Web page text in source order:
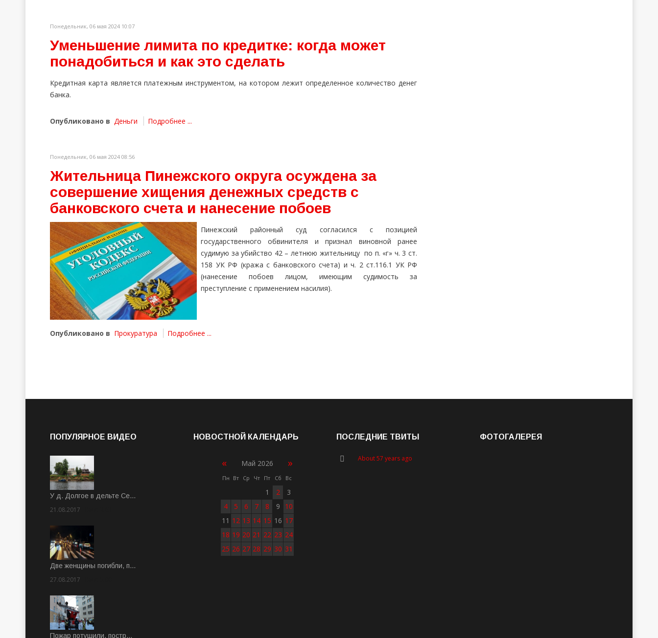
Понедельник, 06 мая 2024 10:07
Уменьшение лимита по кредитке: когда может
понадобиться и как это сделать
Кредитная карта является платежным инструментом, на котором лежит определенное количество денег
банка.
Опубликовано в Деньги Подробнее ...
Понедельник, 06 мая 2024 08:56
Жительница Пинежского округа осуждена за
совершение хищения денежных средств с
банковского счета и нанесение побоев
Пинежский районный суд согласился с позицией
государственного обвинителя и признал виновной ранее
судимую за убийство 42 – летнюю жительницу по п. «г» ч. 3 ст.
158 УК РФ (кража с банковского счета) и ч. 2 ст.116.1 УК РФ
(нанесение побоев лицом, имеющим судимость за
преступление с применением насилия).
Опубликовано в Прокуратура Подробнее ...
ПОПУЛЯРНОЕ ВИДЕО
У д. Долгое в дельте Се…
21.08.2017
Две женщины погибли, п…
27.08.2017
Пожар потушили, постр…
НОВОСТНОЙ КАЛЕНДАРЬ
« Май 2026 »
Пн Вт Ср Чт Пт Сб Вс
1 2
3
4
5 6 7 8 9
10
11 12 13 14 15 16 17
18 19 20 21 22 23 24
25 26 27 28 29 30 31
ПОСЛЕДНИЕ ТВИТЫ
About 57 years ago
ФОТОГАЛЕРЕЯ